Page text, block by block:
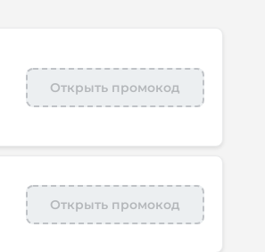
Открыть промокод
Открыть промокод